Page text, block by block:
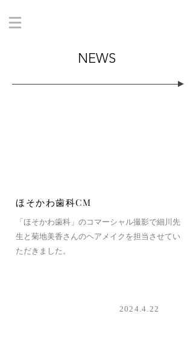
NEWS
​ほそかわ歯科CM
「ほそかわ歯科」のコマーシャル撮影で細川先
生と菊地美香さんのヘアメイクを担当させてい
ただきました。
2024.4.22